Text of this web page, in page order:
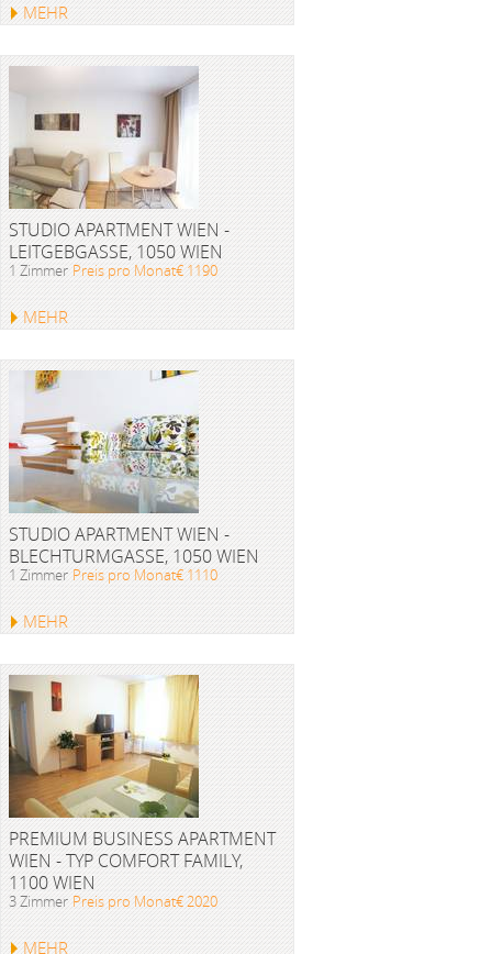
MEHR
STUDIO APARTMENT WIEN -
LEITGEBGASSE, 1050 WIEN
1 Zimmer Preis pro Monat€ 1190
MEHR
STUDIO APARTMENT WIEN -
BLECHTURMGASSE, 1050 WIEN
1 Zimmer Preis pro Monat€ 1110
MEHR
PREMIUM BUSINESS APARTMENT
WIEN - TYP COMFORT FAMILY,
1100 WIEN
3 Zimmer Preis pro Monat€ 2020
MEHR